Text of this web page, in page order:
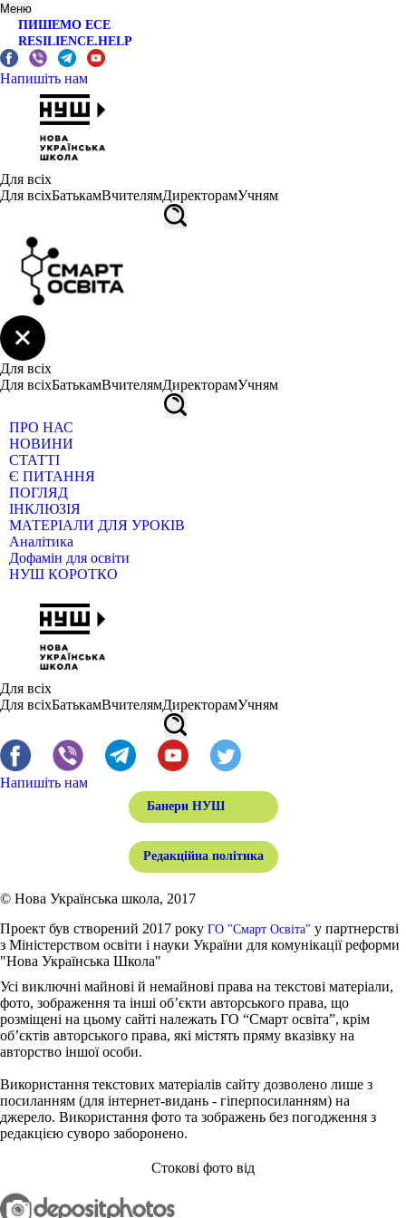
Меню
ПИШЕМО ЕСЕ
RESILIENCE.HELP
Напишіть нам
Для всіх
Для всіхБатькамВчителямДиректорамУчням
Для всіх
Для всіхБатькамВчителямДиректорамУчням
ПРО НАС
НОВИНИ
СТАТТІ
Є ПИТАННЯ
ПОГЛЯД
ІНКЛЮЗІЯ
МАТЕРІАЛИ ДЛЯ УРОКІВ
Аналітика
Дофамін для освіти
НУШ КОРОТКО
Для всіх
Для всіхБатькамВчителямДиректорамУчням
Напишіть нам
Банери НУШ
Редакційна політика
© Нова Українська школа, 2017
Проект був створений 2017 року ГО "Смарт Освіта" у партнерстві
з Міністерством освіти і науки України для комунікації реформи
"Нова Українська Школа"
Усі виключні майнові й немайнові права на текстові матеріали,
фото, зображення та інші об’єкти авторського права, що
розміщені на цьому сайті належать ГО “Смарт освіта”, крім
об’єктів авторського права, які містять пряму вказівку на
авторство іншої особи.
Використання текстових матеріалів сайту дозволено лише з
посиланням (для інтернет-видань - гіперпосиланням) на
джерело. Використання фото та зображень без погодження з
редакцією суворо заборонено.
Стокові фото від